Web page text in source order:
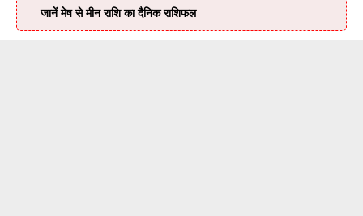
जानें मेष से मीन राशि का दैनिक राशिफल